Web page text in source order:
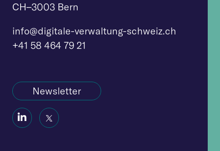
CH–3003 Bern
info@digitale-verwaltung-schweiz.ch
+41 58 464 79 21
Newsletter
Social Social